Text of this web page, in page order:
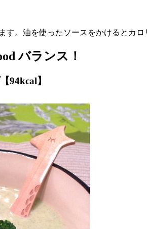
す。油を使ったソースをかけるとカ
バランス！
94kcal】